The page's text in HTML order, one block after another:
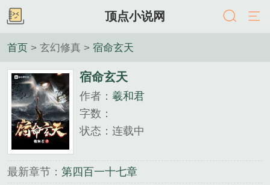
顶点小说网
首页 > 玄幻修真 > 宿命玄天
宿命玄天
作者： 羲和君
字数：
状态：连载中
最新章节： 第四百一十七章